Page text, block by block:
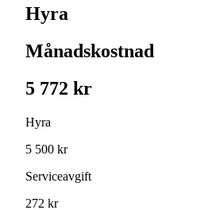
Hyra
Månadskostnad
5 772 kr
Hyra
5 500 kr
Serviceavgift
272 kr